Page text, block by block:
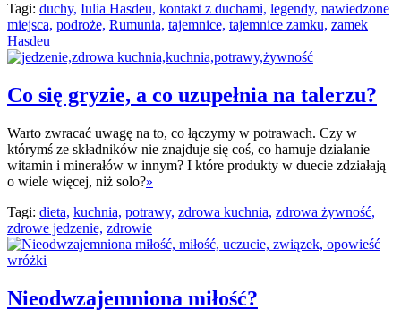
Tagi: duchy, Iulia Hasdeu, kontakt z duchami, legendy, nawiedzone
miejsca, podroże, Rumunia, tajemnice, tajemnice zamku, zamek
Hasdeu
Co się gryzie, a co uzupełnia na talerzu?
Warto zwracać uwagę na to, co łączymy w potrawach. Czy w
którymś ze składników nie znajduje się coś, co hamuje działanie
witamin i minerałów w innym? I które produkty w duecie zdziałają
o wiele więcej, niż solo?»
Tagi: dieta, kuchnia, potrawy, zdrowa kuchnia, zdrowa żywność,
zdrowe jedzenie, zdrowie
Nieodwzajemniona miłość?